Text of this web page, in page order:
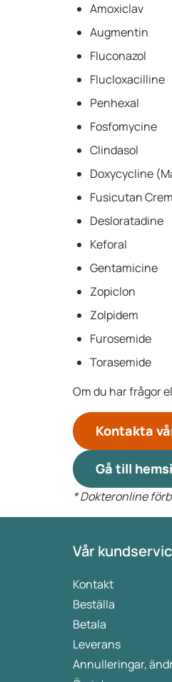
Amoxiclav
Augmentin
Fluconazol
Flucloxacilline
Penhexal
Fosfomycine
Clindasol
Doxycycline
Fusicutan
Desloratadine
Keforal
Gentamicine
Zopiclon
Zolpidem
Furosemide
Torasemide
Om du har frågor
Kontakta
Gå till
* Dokteronline
Vår
Kontakt
Beställa
Betala
Leverans
Annulleringar,